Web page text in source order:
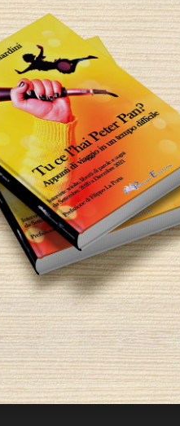
oscurare,